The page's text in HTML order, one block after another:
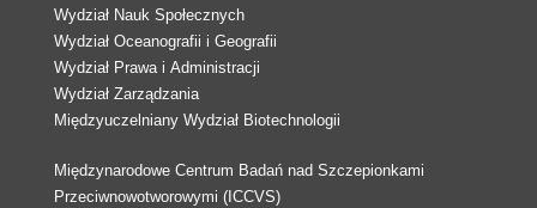
Wydział Nauk Społecznych
Wydział Oceanografii i Geografii
Wydział Prawa i Administracji
Wydział Zarządzania
Międzyuczelniany Wydział Biotechnologii
Międzynarodowe Centrum Badań nad Szczepionkami
Przeciwnowotworowymi (ICCVS)